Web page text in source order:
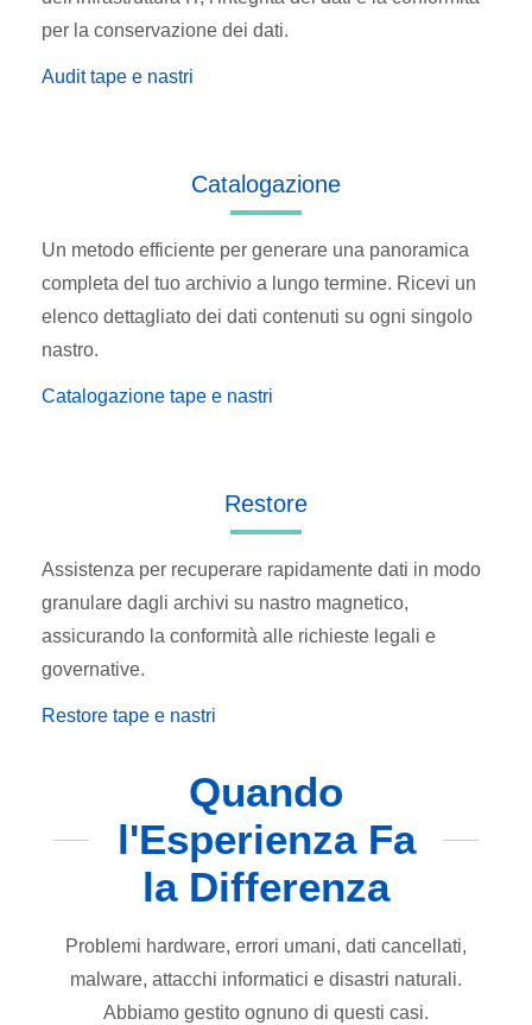
per la conservazione dei dati.
Audit tape e nastri
Catalogazione
Un metodo efficiente per generare una panoramica
completa del tuo archivio a lungo termine. Ricevi un
elenco dettagliato dei dati contenuti su ogni singolo
nastro.
Catalogazione tape e nastri
Restore
Assistenza per recuperare rapidamente dati in modo
granulare dagli archivi su nastro magnetico,
assicurando la conformità alle richieste legali e
governative.
Restore tape e nastri
Quando
l'Esperienza Fa
la Differenza
Problemi hardware, errori umani, dati cancellati,
malware, attacchi informatici e disastri naturali.
Abbiamo gestito ognuno di questi casi.